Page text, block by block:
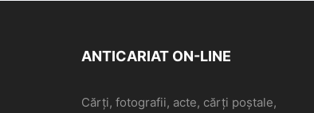
ANTICARIAT ON-LINE
Cărți, fotografii, acte, cărți poștale,